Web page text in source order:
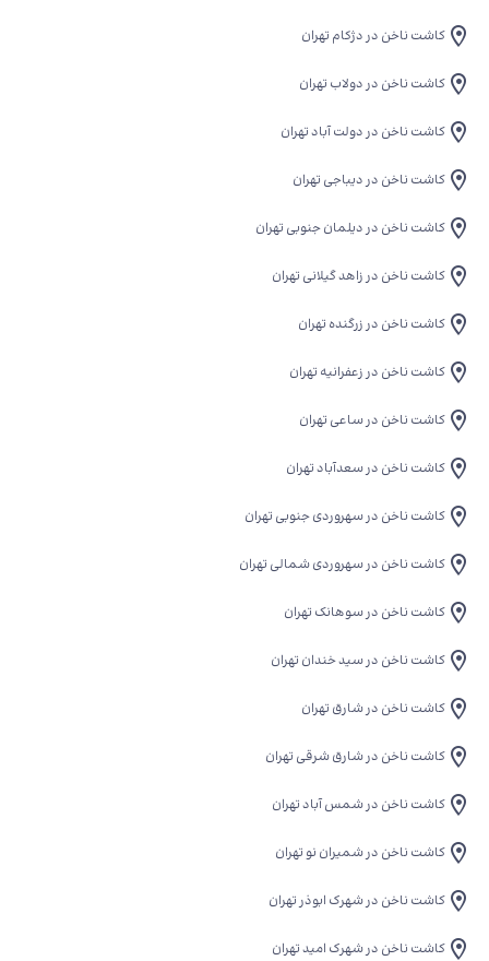
کاشت ناخن در دژکام تهران
کاشت ناخن در دولاب تهران
کاشت ناخن در دولت آباد تهران
کاشت ناخن در دیباجی تهران
کاشت ناخن در دیلمان جنوبی تهران
کاشت ناخن در زاهد گیلانی تهران
کاشت ناخن در زرگنده تهران
کاشت ناخن در زعفرانیه تهران
کاشت ناخن در ساعی تهران
کاشت ناخن در سعدآباد تهران
کاشت ناخن در سهروردی جنوبی تهران
کاشت ناخن در سهروردی شمالی تهران
کاشت ناخن در سوهانک تهران
کاشت ناخن در سید خندان تهران
کاشت ناخن در شارق تهران
کاشت ناخن در شارق شرقی تهران
کاشت ناخن در شمس آباد تهران
کاشت ناخن در شمیران نو تهران
کاشت ناخن در شهرک ابوذر تهران
کاشت ناخن در شهرک امید تهران